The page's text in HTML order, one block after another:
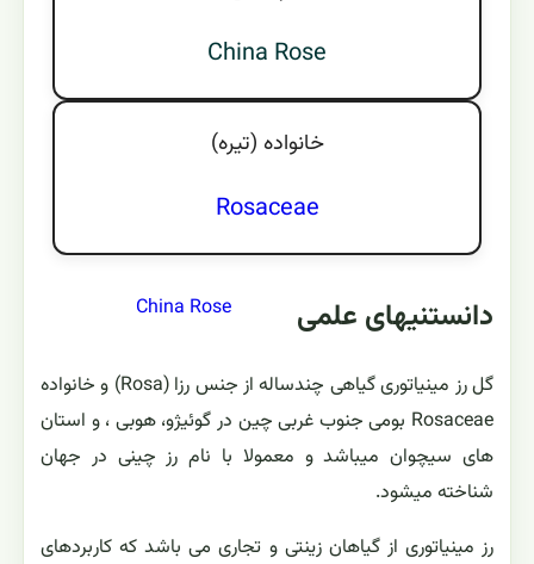
China Rose
خانواده (تيره)
Rosaceae
China Rose دانستنیهای علمی
گل رز مینیاتوری گیاهی چندساله از جنس رزا (Rosa) و خانواده
Rosaceae بومی جنوب غربی چین در گوئیژو، هوبی ، و استان
های سیچوان میباشد و معمولا با نام رز چینی در جهان
شناخته میشود.
رز مینیاتوری از گیاهان زینتی و تجاری می باشد که کاربردهای